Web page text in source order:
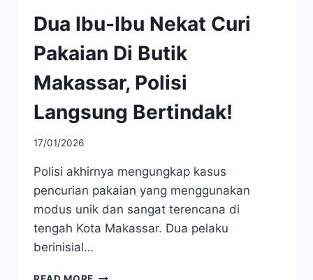
Dua Ibu-Ibu Nekat Curi
Pakaian Di Butik
Makassar, Polisi
Langsung Bertindak!
17/01/2026
Polisi akhirnya mengungkap kasus
pencurian pakaian yang menggunakan
modus unik dan sangat terencana di
tengah Kota Makassar. Dua pelaku
berinisial…
DUA